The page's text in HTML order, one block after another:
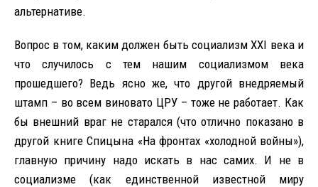
альтернативе.
Вопрос в том, каким должен быть социализм XXI века и
что случилось с тем нашим социализмом века
прошедшего? Ведь ясно же, что другой внедряемый
штамп – во всем виновато ЦРУ – тоже не работает. Как
бы внешний враг не старался (что отлично показано в
другой книге Спицына «На фронтах «холодной войны»),
главную причину надо искать в нас самих. И не в
социализме (как единственной известной миру